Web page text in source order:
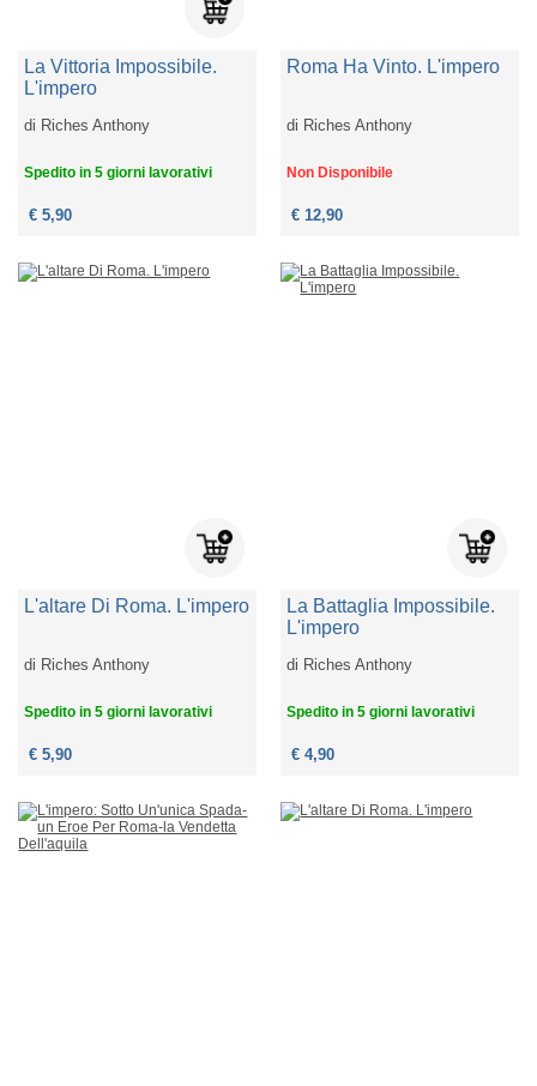
La Vittoria Impossibile.
L'impero
di Riches Anthony
Spedito in 5 giorni lavorativi
€ 5,90
Roma Ha Vinto. L'impero
di Riches Anthony
Non Disponibile
€ 12,90
L'altare Di Roma. L'impero
di Riches Anthony
Spedito in 5 giorni lavorativi
€ 5,90
La Battaglia Impossibile.
L'impero
di Riches Anthony
Spedito in 5 giorni lavorativi
€ 4,90